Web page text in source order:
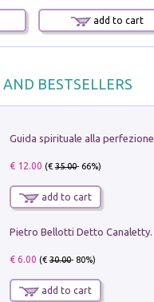
add to cart
AND BESTSELLERS
Guida spirituale alla perfezione
€ 12.00 (€35.00- 66%)
add to cart
€ 6.00 (€30.00- 80%)
add to cart